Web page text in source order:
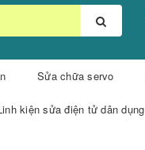
Sửa chữa servo
kiện sửa điện tử dân dụng